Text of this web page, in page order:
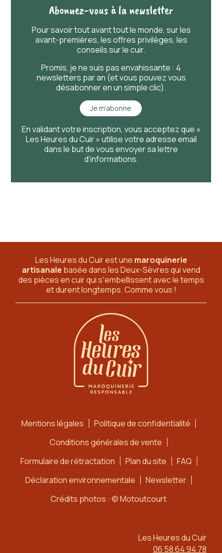
Abonnez-vous à la newsletter
Pour savoirtoutavanttoutle monde, sur les
avant-premières, les offres privilèges, les
conseils sur le cuir.
Promis, je ne suis pas envahissante : 4
newsletters par an (et vous pouvez vous
désabonner en un simple clic).
Je m'abonne
En validant votre inscription, vous acceptez que «
Les Heures du Cuir » utilise votre adresse email
dans le but de vous envoyer sa lettre
d’informations.
Les Heures du Cuir est une maroquinerie
artisanale basée dans les Deux-Sèvresqui vend
des pièces en cuir qui sʼembellissent avec le temps
et durent longtemps. Comme vous !
Mentions légales
Politique de confidentialité
Conditions générales de vente
Formulaire de rétractation
Plan du site
FAQ
Déclaration environnementale
Newsletter
Crédits photos : © Motoutcourt
Les Heures du Cuir
06 58 64 94 78